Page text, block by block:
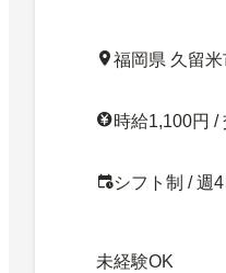
福岡県 久留
時給1,100円 /
シフト制 / 週
未経験OK